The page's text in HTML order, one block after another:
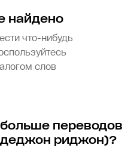
найдено
что-нибудь
слов
переводов
риджон)?